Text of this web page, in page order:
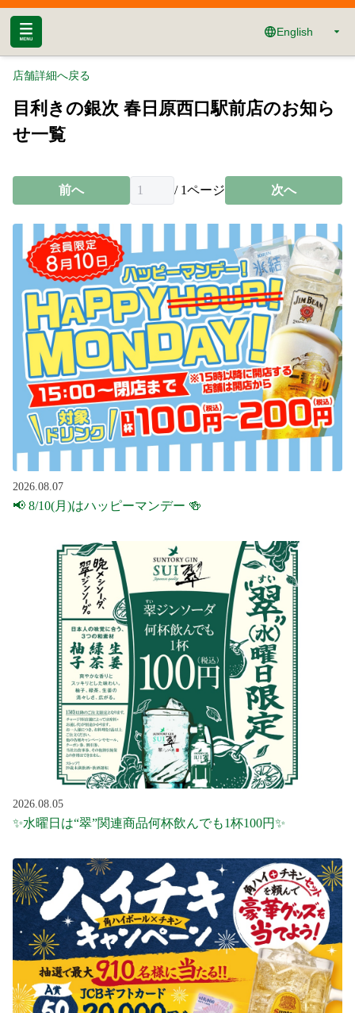
English
店舗詳細へ戻る
目利きの銀次 春日原西口駅前店のお知ら
せ一覧
前へ / 1ページ 次へ
2026.08.07
📢 8/10(月)はハッピーマンデー 🍻
2026.08.05
✨水曜日は“翠”関連商品何杯飲んでも1杯100円✨